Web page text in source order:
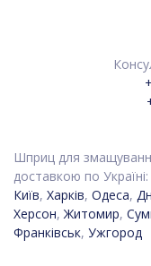
Шприц для
доставкою по Україні:
Київ, Харків, Одеса,
Херсон,Житомир,
Франківськ, Ужгород